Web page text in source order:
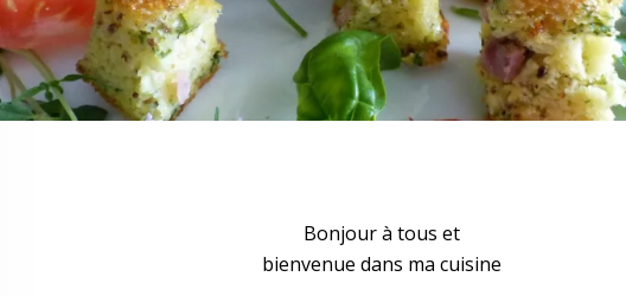
Bonjour à tous et
bienvenue dans ma cuisine